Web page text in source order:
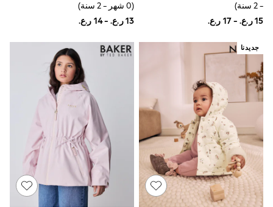
Shirts
Polo Shirts
Shoes
Polo Shirts
Blue
Black
White
Grey
Green
Red
All Branded Schoolwear
adidas
Nike
Clarks
- 2 سنة)
(0 شهر - 2 سنة)
جديدنا